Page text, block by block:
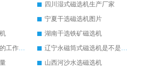
四川湿式磁选机生产厂家
宁夏干选磁选机图片
湖南干选铁矿磁选机
黑龙江永磁筒磁选机的工作原理
辽宁永磁筒式磁选机是不是强磁
山西河沙水选磁选机